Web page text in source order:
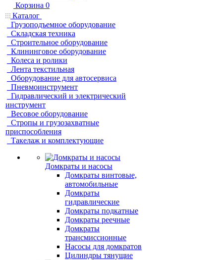
Корзина 0
Каталог
Грузоподъемное оборудование
Складская техника
Строительное оборудование
Клининговое оборудование
Колеса и ролики
Лента текстильная
Оборудование для автосервиса
Пневмоинструмент
Гидравлический и электрический
инструмент
Весовое оборудование
Стропы и грузозахватные
приспособления
Такелаж и комплектующие
Домкраты и насосы
Домкраты винтовые,
автомобильные
Домкраты
гидравлические
Домкраты подкатные
Домкраты реечные
Домкраты
трансмиссионные
Насосы для домкратов
Цилиндры тянущие